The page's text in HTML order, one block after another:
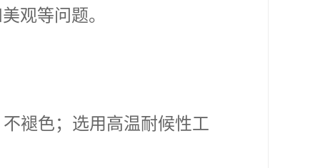
观等问题。
褪色；选用高温耐候性工